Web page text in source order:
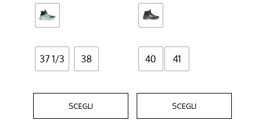
37 1/3 38
SCEGLI
nella
pagina
prodotto
40 41
SCEGLI
nella
pagina
prodotto